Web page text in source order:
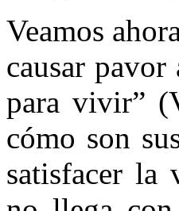
Veamos
causar
para vivir”
cómo son
satisfacer la